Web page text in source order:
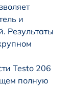
и
Результаты
Testo 206
полную